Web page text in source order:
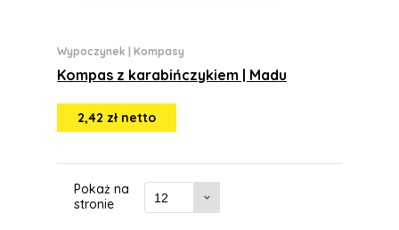
Wypoczynek Kompasy
Kompas z karabińczykiem | Madu
2,42 zł netto
Pokaż na
stronie